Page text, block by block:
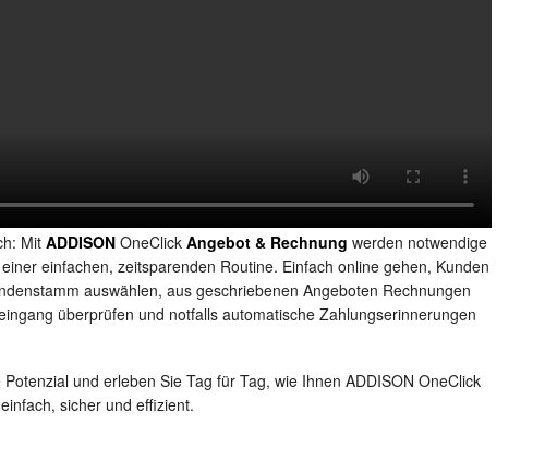
MitADDISON OneClick Angebot & Rechnung werden notwendige
einfachen, zeitsparenden Routine. Einfach online gehen, Kunden
auswählen, aus geschriebenen Angeboten Rechnungen
überprüfen und notfalls automatische Zahlungserinnerungen
und erleben Sie Tag für Tag, wie Ihnen ADDISON OneClick
sicher und effizient.